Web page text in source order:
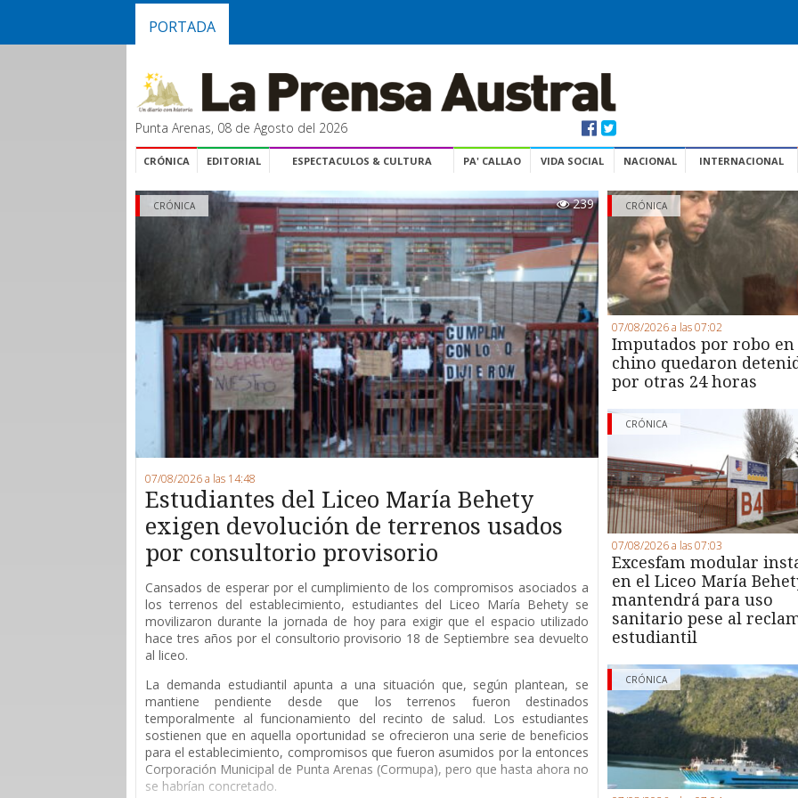
PORTADA
Punta Arenas, 08 de Agosto del 2026
CRÓNICA EDITORIAL ESPECTACULOS & CULTURA PA' CALLAO VIDA SOCIAL NACIONAL INTERNACIONAL
239
CRÓNICA
07/08/2026 a las 14:48
Estudiantes del Liceo María Behety
exigen devolución de terrenos usados
por consultorio provisorio
Cansados de esperar por el cumplimiento de los compromisos asociados a
los terrenos del establecimiento, estudiantes del Liceo María Behety se
movilizaron durante la jornada de hoy para exigir que el espacio utilizado
hace tres años por el consultorio provisorio 18 de Septiembre sea devuelto
al liceo.
La demanda estudiantil apunta a una situación que, según plantean, se
mantiene pendiente desde que los terrenos fueron destinados
temporalmente al funcionamiento del recinto de salud. Los estudiantes
sostienen que en aquella oportunidad se ofrecieron una serie de beneficios
para el establecimiento, compromisos que fueron asumidos por la entonces
Corporación Municipal de Punta Arenas (Cormupa), pero que hasta ahora no
se habrían concretado.
CRÓNICA
07/08/2026 a las 07:02
Imputados por robo
chino quedaron
por otras 24 horas
CRÓNICA
07/08/2026 a las 07:03
Excesfam modular
en el Liceo María
mantendrá para uso
sanitario pese al
estudiantil
CRÓNICA